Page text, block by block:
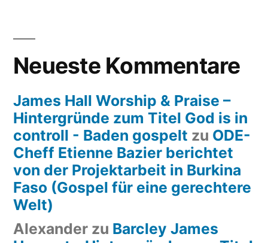
Neueste Kommentare
James Hall Worship & Praise –
Hintergründe zum Titel God is in
controll - Baden gospelt zu ODE-
Cheff Etienne Bazier berichtet
von der Projektarbeit in Burkina
Faso (Gospel für eine gerechtere
Welt)
Alexander zu Barcley James